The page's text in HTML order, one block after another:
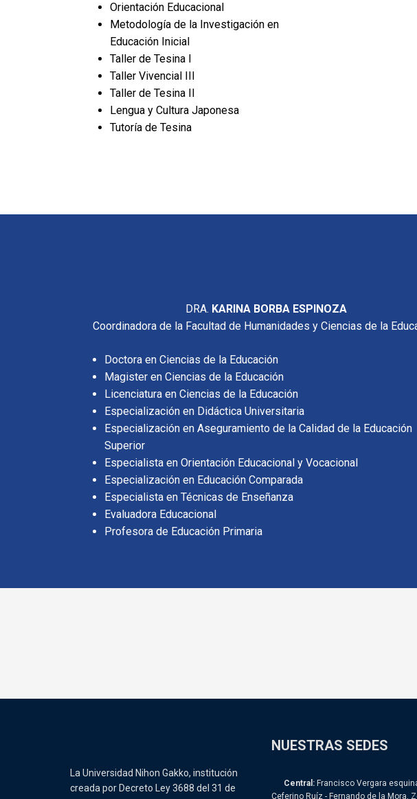
Orientación Educacional
Metodología de la Investigación en
Educación Inicial
Taller de Tesina I
Taller Vivencial III
Taller de Tesina II
Lengua y Cultura Japonesa
Tutoría de Tesina
DRA. KARINA BORBA ESPINOZA
Coordinadora de la Facultad de Humanidades y Ciencias de la
Doctora en Ciencias de la Educación
Magister en Ciencias de la Educación
Licenciatura en Ciencias de la Educación
Especialización en Didáctica Universitaria
Especialización en Aseguramiento de la Calidad de la Educación
Superior
Especialista en Orientación Educacional y Vocacional
Especialización en Educación Comparada
Especialista en Técnicas de Enseñanza
Evaluadora Educacional
Profesora de Educación Primaria
La Universidad Nihon Gakko, institución
creada por Decreto Ley 3688 del 31 de
NUESTRAS SEDES
Central: Francisco Vergara
Ceferino Ruíz - Fernando de la Mora,